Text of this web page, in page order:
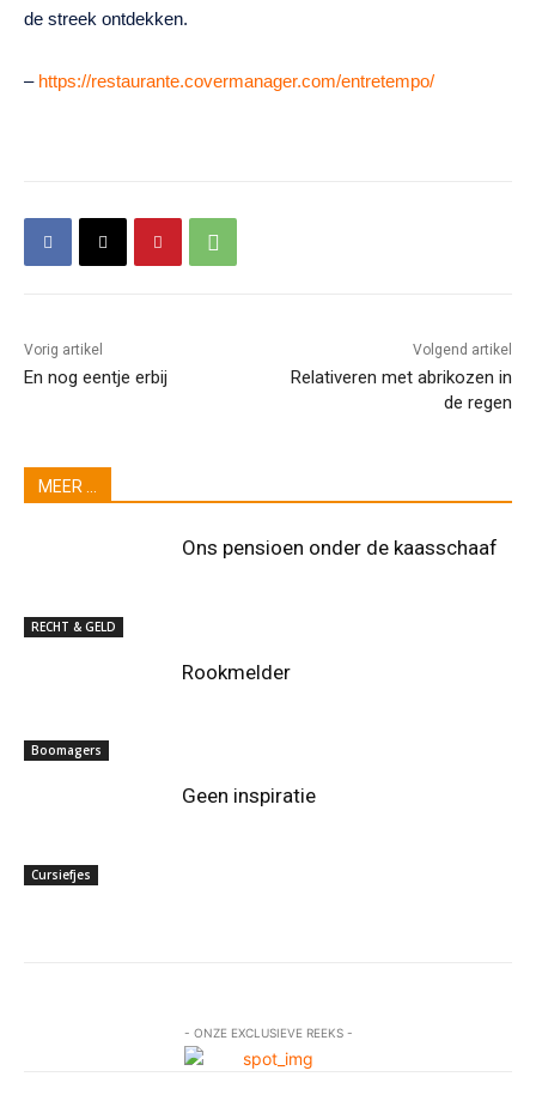
de streek ontdekken.
– https://restaurante.covermanager.com/entretempo/
Vorig artikel
En nog eentje erbij
Volgend artikel
Relativeren met abrikozen in
de regen
MEER ...
RECHT & GELD
Ons pensioen onder de kaasschaaf
Boomagers
Rookmelder
Cursiefjes
Geen inspiratie
- ONZE EXCLUSIEVE REEKS -